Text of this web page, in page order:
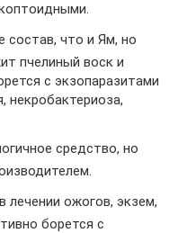
что и Ям, но
пчелиный воск и
с экзопаразитами
некробактериоза,
средство, но
лечении ожогов, экзем,
борется с